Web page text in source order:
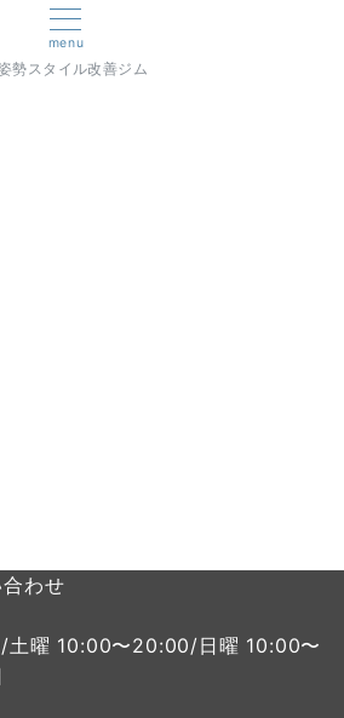
menu
勢スタイル改善ジム
わせ
曜 10:00〜20:00/日曜 10:00〜